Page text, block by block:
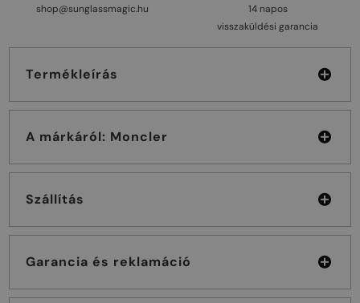
shop@sunglassmagic.hu
14 napos
visszaküldési garancia
Termékleírás
A márkáról: Moncler
Szállítás
Garancia és reklamáció